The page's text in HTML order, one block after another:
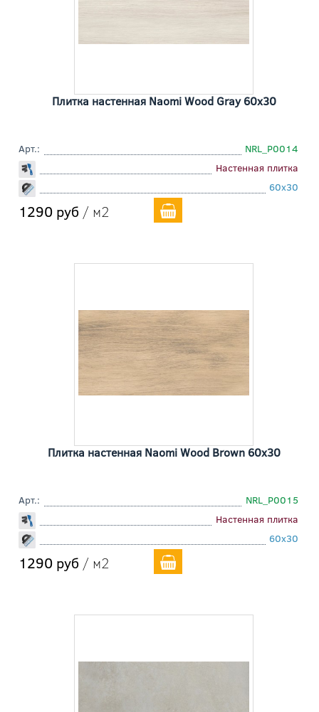
Плитка настенная Naomi Wood Gray 60x30
Арт.:
NRL_P0014
Настенная плитка
60x30
1290 руб / м2
Плитка настенная Naomi Wood Brown 60x30
Арт.:
NRL_P0015
Настенная плитка
60x30
1290 руб / м2